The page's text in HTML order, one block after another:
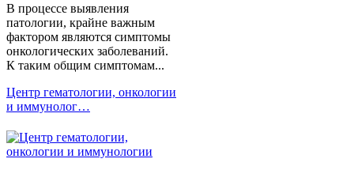
В процессе выявления
патологии, крайне важным
фактором являются симптомы
онкологических заболеваний.
К таким общим симптомам...
Центр гематологии, онкологии
и иммунолог…